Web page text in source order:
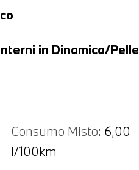
in Dinamica/Pelle
Consumo Misto: 6,00
l/100km